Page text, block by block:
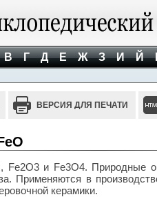
В Г Д Е Ж З И Й
ВЕРСИЯ ДЛЯ ПЕЧАТИ
и Fe3O4. Природные
Применяются в
керамики.